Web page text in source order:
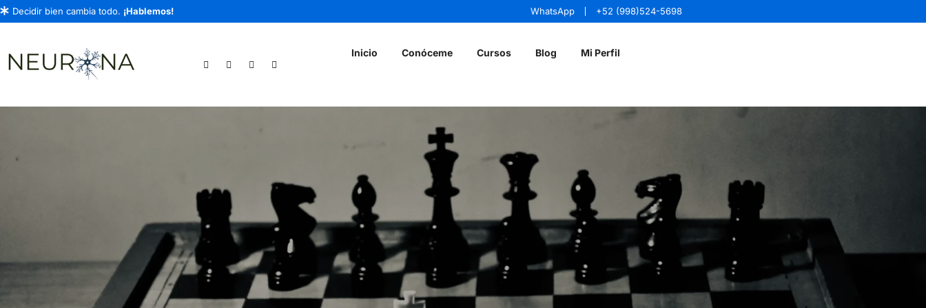
Decidir bien cambia todo. ¡Hablemos! WhatsApp +52 (998)524-5698
Inicio Conóceme Cursos Blog Mi Perfil